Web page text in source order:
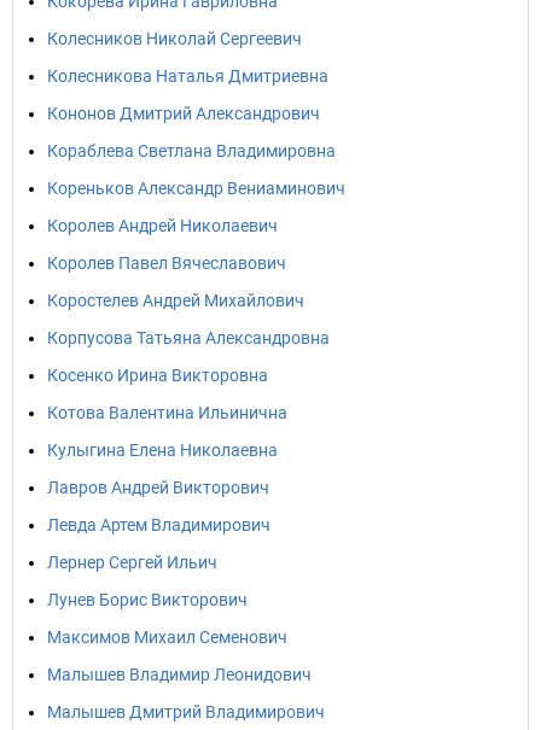
Колесников Николай Сергеевич
Колесникова Наталья Дмитриевна
Кононов Дмитрий Александрович
Кораблева Светлана Владимировна
Кореньков Александр Вениаминович
Королев Андрей Николаевич
Королев Павел Вячеславович
Коростелев Андрей Михайлович
Корпусова Татьяна Александровна
Косенко Ирина Викторовна
Котова Валентина Ильинична
Кулыгина Елена Николаевна
Лавров Андрей Викторович
Левда Артем Владимирович
Лернер Сергей Ильич
Лунев Борис Викторович
Максимов Михаил Семенович
Малышев Владимир Леонидович
Малышев Дмитрий Владимирович